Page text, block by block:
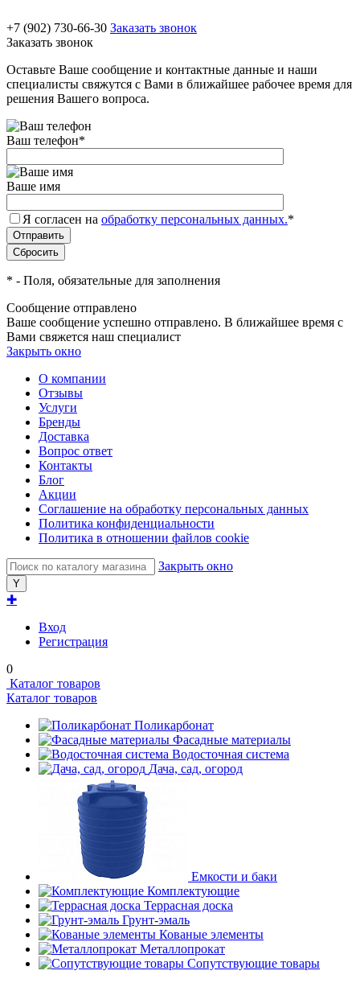
+7 (902) 730-66-30 Заказать звонок
Заказать звонок
Оставьте Ваше сообщение и контактные данные и наши
специалисты свяжутся с Вами в ближайшее рабочее время для
решения Вашего вопроса.
Ваш телефон*
Ваше имя
Я согласен на обработку персональных данных.*
* - Поля, обязательные для заполнения
Сообщение отправлено
Ваше сообщение успешно отправлено. В ближайшее время с
Вами свяжется наш специалист
Закрыть окно
О компании
Отзывы
Услуги
Бренды
Доставка
Вопрос ответ
Контакты
Блог
Акции
Соглашение на обработку персональных данных
Политика конфиденциальности
Политика в отношении файлов cookie
Закрыть окно
✚
Вход
Регистрация
0
Каталог товаров
Каталог товаров
Поликарбонат
Фасадные материалы
Водосточная система
Дача, сад, огород
Емкости и баки
Комплектующие
Террасная доска
Грунт-эмаль
Кованые элементы
Металлопрокат
Сопутствующие товары